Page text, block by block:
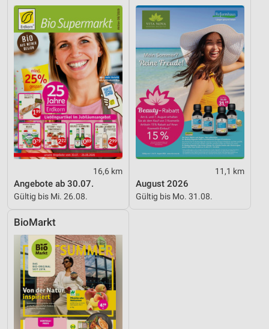
16,6 km
Angebote ab 30.07.
Gültig bis Mi. 26.08.
11,1 km
August 2026
Gültig bis Mo. 31.08.
BioMarkt
IAB-Besonderheiten:
Verwendung genauer Standortdaten
Geräte anhand von aktiv angeforderten
Informationen identifizieren
Nicht-IAB-Verarbeitungszwecke:
Notwendig
Performance
Funktional
Werbung